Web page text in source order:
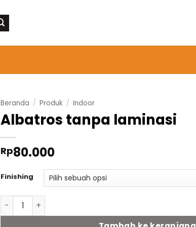
Beranda / Produk / Indoor
Albatros tanpa laminasi
Rp80.000
Finishing
Kuantitas Albatros tanpa laminasi